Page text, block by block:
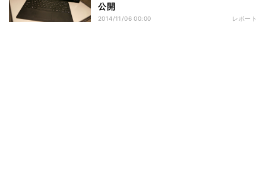
公開
2014/11/06 00:00 レポート